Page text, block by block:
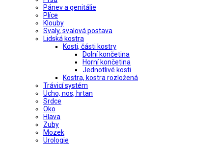
Pánev a genitálie
Plíce
Klouby
Svaly, svalová postava
Lidská kostra
Kosti, části kostry
Dolní končetina
Horní končetina
Jednotlivé kosti
Kostra, kostra rozložená
Trávicí systém
Ucho, nos, hrtan
Srdce
Oko
Hlava
Zuby
Mozek
Urologie